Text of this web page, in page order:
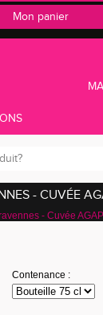
Mon panier
- Cuvée
- CUVÉE
Contenance :